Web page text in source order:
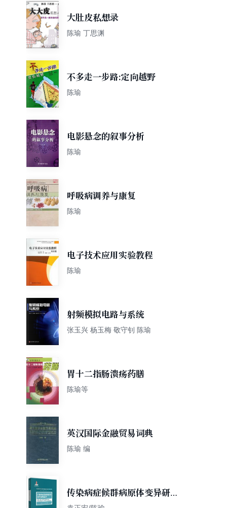
大肚皮私想录
陈瑜 丁思渊
不多走一步路:定向越野
陈瑜
电影悬念的叙事分析
陈瑜
呼吸病调养与康复
陈瑜
电子技术应用实验教程
陈瑜
射频模拟电路与系统
张玉兴 杨玉梅 敬守钊 陈瑜
胃十二指肠溃疡药膳
陈瑜等
英汉国际金融贸易词典
陈瑜 编
传染病症候群病原体变异研究
技术